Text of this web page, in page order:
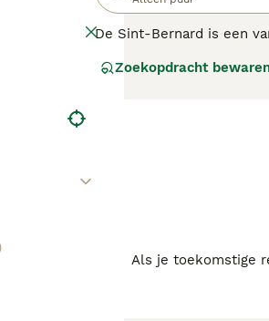
De Sint-Bernard is een
huizen van veel
Zoekopdracht
Als je toekomstige